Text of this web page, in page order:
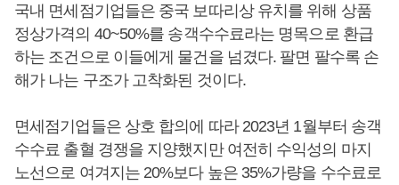
국내 면세점기업들은 중국 보따리상 유치를 위해 상품
정상가격의 40~50%를 송객수수료라는 명목으로 환급
하는 조건으로 이들에게 물건을 넘겼다. 팔면 팔수록 손
해가 나는 구조가 고착화된 것이다.
면세점기업들은 상호 합의에 따라 2023년 1월부터 송객
수수료 출혈 경쟁을 지양했지만 여전히 수익성의 마지
노선으로 여겨지는 20%보다 높은 35%가량을 수수료로